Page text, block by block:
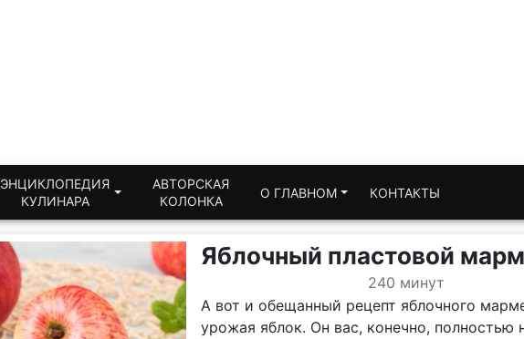
ЭНЦИКЛОПЕДИЯ
КУЛИНАРА
АВТОРСКАЯ
КОЛОНКА
О ГЛАВНОМ КОНТАКТЫ
Яблочный пластовой
240 минут
А вот и обещанный рецепт яблочного
урожая яблок. Он вас, конечно, полностью